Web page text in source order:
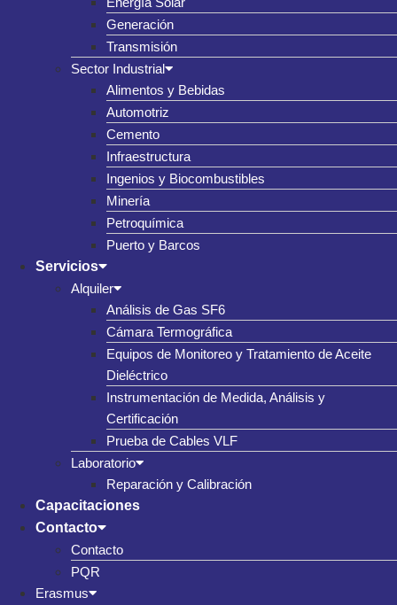
Generación
Transmisión
Sector Industrial
Alimentos y Bebidas
Automotriz
Cemento
Infraestructura
Ingenios y Biocombustibles
Minería
Petroquímica
Puerto y Barcos
Servicios
Alquiler
Análisis de Gas SF6
Cámara Termográfica
Equipos de Monitoreo y Tratamiento de Aceite
Dieléctrico
Instrumentación de Medida, Análisis y
Certificación
Prueba de Cables VLF
Laboratorio
Reparación y Calibración
Capacitaciones
Contacto
Contacto
PQR
Erasmus